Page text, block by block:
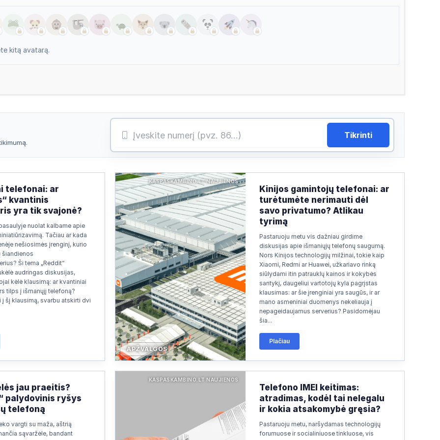
kitą avatarą.
Tikrinti
telefonai: ar
kvantinis
yra tik svajonė?
nuolat kalbame apie
Tačiau ar kada
nešiosimės įrenginį, kurio
šiandienos
Ši tema „Reddit“
audringas diskusijas,
kėlė klausimą: ar kvantiniai
tilps į išmanųjį telefoną?
į šį klausimą, svarbu atskirti dvi
KASPASKAMBINO.LT NAUJIENOS
APŽVALGOS
Kinijos gamintojų telefonai: ar
turėtumėte nerimauti dėl
savo privatumo? Atlikau
tyrimą
Pastaruoju metu vis dažniau girdime
diskusijas apie išmaniųjų telefonų saugumą.
Nors Kinijos technologijų milžinai, tokie kaip
Xiaomi, Redmi ar Huawei, užkariavo rinką
siūlydami itin patrauklų kainos ir kokybės
santykį, daugeliui vartotojų kyla pagrįstas
klausimas: ar šie įrenginiai yra saugūs, ir ar
mano asmeniniai duomenys nekeliauja į
nepageidaujamus serverius? Pasidomėjau
šia...
Plačiau
jau praeitis?
palydovinis ryšys
telefoną
vargti su maža, aštrią
sąvaržėle, bandant
KASPASKAMBINO.LT NAUJIENOS
Telefono IMEI keitimas:
atradimas, kodėl tai nelegalu
ir kokia atsakomybė gręsia?
Pastaruoju metu, naršydamas technologijų
forumuose ir socialiniuose tinkluose, vis